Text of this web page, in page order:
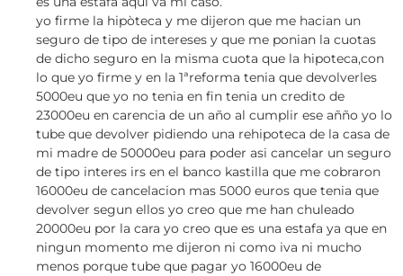
yo firme la hipòteca y me dijeron que me hacian un
seguro de tipo de intereses y que me ponian la cuotas
de dicho seguro en la misma cuota que la hipoteca,con
lo que yo firme y en la 1ªreforma tenia que devolverles
5000eu que yo no tenia en fin tenia un credito de
23000eu en carencia de un año al cumplir ese añño yo lo
tube que devolver pidiendo una rehipoteca de la casa de
mi madre de 50000eu para poder asi cancelar un seguro
de tipo interes irs en el banco kastilla que me cobraron
16000eu de cancelacion mas 5000 euros que tenia que
devolver segun ellos yo creo que me han chuleado
20000eu por la cara yo creo que es una estafa ya que en
ningun momento me dijeron ni como iva ni mucho
menos porque tube que pagar yo 16000eu de